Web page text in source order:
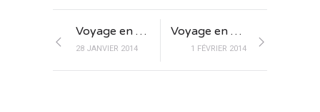
Voyage en Birmanie : de Mandalay à Bagan en bateau
28 JANVIER 2014
Voyage en Birmanie : la vie à Bagan
1 FÉVRIER 2014